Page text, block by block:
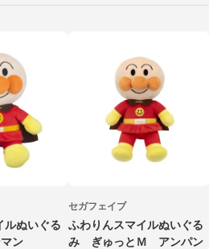
ルぬいぐる
ン
セガフェイブ
ふわりんスマイルぬいぐる
み ぎゅっとＭ アンパン